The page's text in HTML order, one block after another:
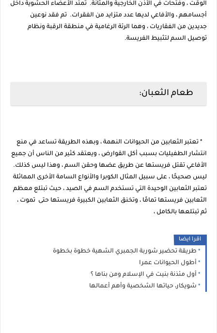
الوقت ، وفتحات في الأذن الخارجية والمثانة. تمتد الأعضاء الحشوية داخل
أجسامهم ، والأفاعي لديها عدد متزايد من الفقرات. تم فقد نوعين
جديدين من الفقاريات ، وهما الرئة الرغامية في منطقة الرقبة ونظام
توصيل السم لتثبيط الفريسة.
طعام الثعبان:
* تعتبر الثعابين من الحيوانات النهمة ، وبهذه الطريقة تساعد في منع
انتشار الطفيليات بسبب أكل القوارض ، ويعتقد كثير من الناس أن جميع
الأفاعي تقتل فريستها عن طريق عضها وحقن السم ، وهذا ليس كذلك.
ليس صحيحًا ، على سبيل المثال الكوبرا والأنواع السامة الأخرى المماثلة
تعتبر الثعابين الوحيدة التي تستخدم السم في الصيد ، حيث تبتلع معظم
الثعابين فريستها تمامًا ، وتخنق الثعابين الكبيرة فريستها حتى تموت ،
ثم تبتلعها بالكامل ،
اقرا ايضا
طريقة تحضير شوربة الجمبري الشهية خطوة بخطوة
أطول الحيوانات عمرا
أول مئذنة بنيت في الإسلام ومن بناها ؟
شويكار، حياتها الشخصية وأهم أعمالها